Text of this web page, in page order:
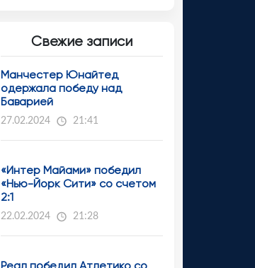
Свежие записи
Манчестер Юнайтед
одержала победу над
Баварией
27.02.2024 21:41
«Интер Майами» победил
«Нью-Йорк Сити» со счетом
2:1
22.02.2024 21:28